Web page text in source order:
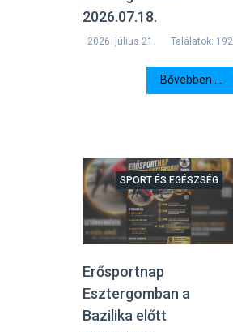
2026.07.18.
2026. július 21. Találatok: 192
Bővebben ...
Erősportnap
Esztergomban a
Bazilika előtt
SPORT ÉS EGÉSZSÉG